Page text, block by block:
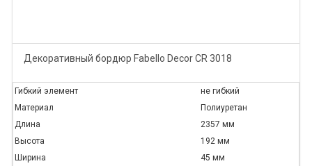
Декоративный бордюр Fabello Decor CR 3018
Гибкий элемент
не гибкий
Материал
Полиуретан
Длина
2357 мм
Высота
192 мм
Ширина
45 мм